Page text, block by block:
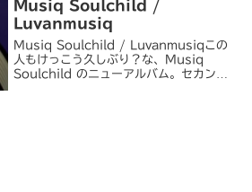
Musiq Soulchild /
Luvanmusiq
Musiq Soulchild / Luvanmusiqこの
人もけっこう久しぶり？な、Musiq
Soulchild のニューアルバム。セカンド